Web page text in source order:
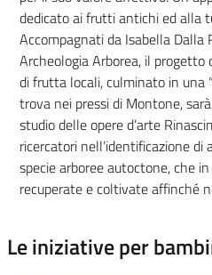
dedicato ai frutti antichi ed alla
Accompagnati da Isabella Dalla
Archeologia Arborea, il
di frutta locali, culminato in una
trova nei pressi di Montone,
studio delle opere d’arte
ricercatori nell’identificazione
specie arboree autoctone, che
recuperate e coltivate affinché
Le iniziative per